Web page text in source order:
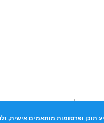
בבעלותך זכויות יוצרים
תוכן ופרסומות מותאמים אישית,